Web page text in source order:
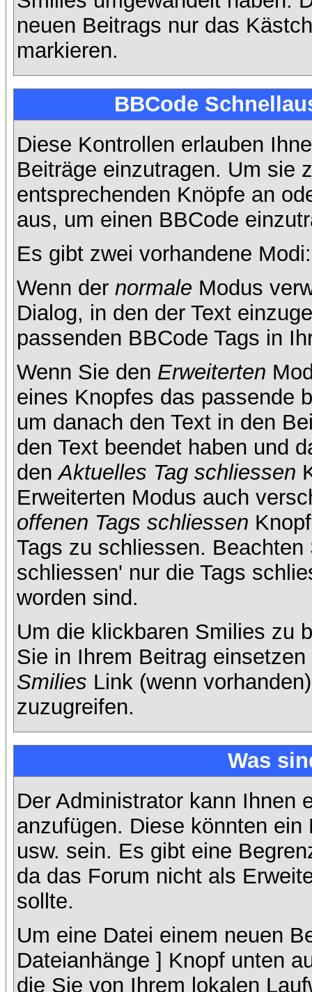
neuen Beitrags nur das
markieren.
BBCode
Diese Kontrollen erlauben
Beiträge einzutragen. Um sie
entsprechenden Knöpfe an
aus, um einen BBCode
Es gibt zwei vorhandene
Wenn der normale Modus
Dialog, in den der Text
passenden BBCode Tags in
Wenn Sie den Erweiterten
eines Knopfes das passende
um danach den Text in den
den Text beendet haben und
denAktuelles Tag schliessen
Erweiterten Modus auch
offenen Tags schliessen
Tags zu schliessen.
schliessen' nur die Tags
worden sind.
Um die klickbaren Smilies zu
Sie in Ihrem Beitrag
Smilies Link (wenn
zuzugreifen.
Was
Der Administrator kann Ihnen
anzufügen. Diese könnten
usw. sein. Es gibt eine
da das Forum nicht als
sollte.
Um eine Datei einem neuen
Dateianhänge ] Knopf unten
die Sie von Ihrem lokalen